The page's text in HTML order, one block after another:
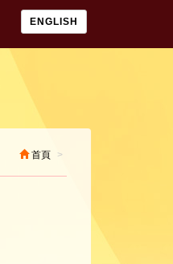
ENGLISH
首頁